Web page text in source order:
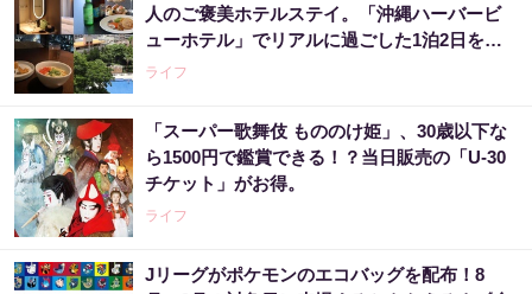
人のご褒美ホテルステイ。「沖縄ハーバービ
ューホテル」でリアルに過ごした1泊2日をレ
ビュー。
ライフ
「スーパー歌舞伎 もののけ姫」、30歳以下な
ら1500円で鑑賞できる！？当日販売の「U-30
チケット」がお得。
ライフ
Jリーグがポケモンのエコバッグを配布！8